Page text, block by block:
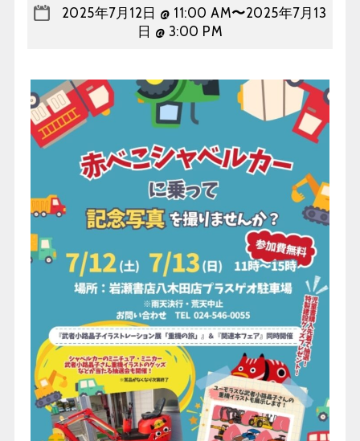
2025年7月12日 @ 11:00 AM〜2025年7月13
日 @ 3:00 PM